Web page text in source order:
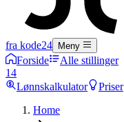
fra kode24 Meny
Forside
Alle stillinger
14
Lønnskalkulator
Priser
Home